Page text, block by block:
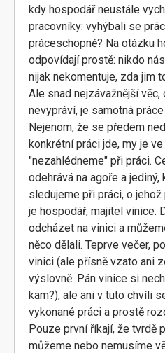
kdy hospodář neustále
pracovníky: vyhýbali se
práceschopně? Na otázku
odpovídají prostě: nikdo
nijak nekomentuje, zda jim
Ale snad nejzávažnější
nevypráví, je samotná
Nejenom, že se předem
konkrétní práci jde, my je
"nezahlédneme" při práci.
odehrává na agoře a jediný,
sledujeme při práci, o
je hospodář, majitel vinice.
odcházet na vinici a
něco dělali. Teprve večer,
vinici (ale přísně vzato ani
výslovně. Pán vinice si
kam?), ale ani v tuto chvíli
vykonané práci a prostě
Pouze první říkají, že tvrdě
můžeme nebo nemusíme